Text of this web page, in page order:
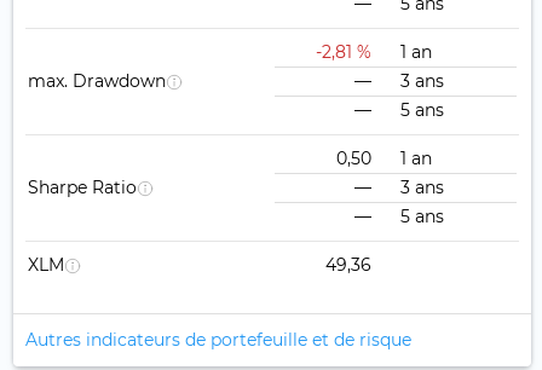
max. Drawdown
-2,81 %
1 an
—
3 ans
—
5 ans
Sharpe Ratio
0,50
1 an
—
3 ans
—
5 ans
XLM 49,36
Autres indicateurs de portefeuille et de risque